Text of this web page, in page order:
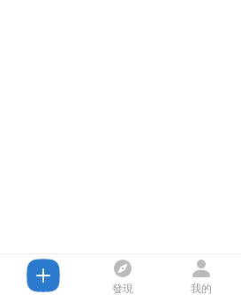
發現 我的